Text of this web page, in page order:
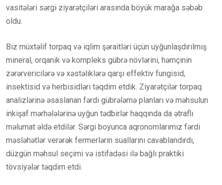
vasitələri sərgi ziyarətçiləri arasında böyük marağa səbəb
oldu.
Biz müxtəlif torpaq və iqlim şəraitləri üçün uyğunlaşdırılmış
mineral, orqanik və kompleks gübrə növlərini, həmçinin
zərərvericilərə və xəstəliklərə qarşı effektiv fungisid,
insektisid və herbisidləri təqdim etdik. Ziyarətçilər torpaq
analizlərinə əsaslanan fərdi gübrələmə planları və məhsulun
inkişaf mərhələlərinə uyğun tədbirlər haqqında da ətraflı
məlumat əldə etdilər. Sərgi boyunca aqronomlarımız fərdi
məsləhətlər verərək fermerlərin suallarını cavablandırdı,
düzgün məhsul seçimi və istifadəsi ilə bağlı praktiki
tövsiyələr təqdim etdi.